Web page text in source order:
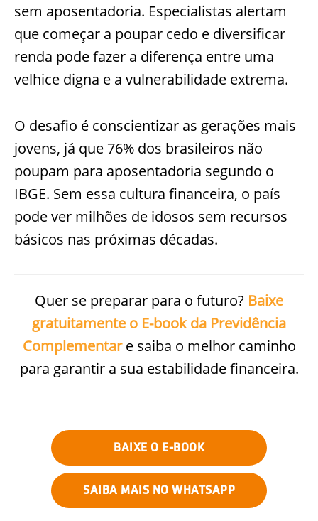
sem aposentadoria. Especialistas alertam
que começar a poupar cedo e diversificar
renda pode fazer a diferença entre uma
velhice digna e a vulnerabilidade extrema.
O desafio é conscientizar as gerações mais
jovens, já que 76% dos brasileiros não
poupam para aposentadoria segundo o
IBGE. Sem essa cultura financeira, o país
pode ver milhões de idosos sem recursos
básicos nas próximas décadas.
Quer se preparar para o futuro? Baixe
gratuitamente o E-book da Previdência
Complementare saiba o melhor caminho
para garantir a sua estabilidade financeira.
BAIXE O E-BOOK
SAIBA MAIS NO WHATSAPP